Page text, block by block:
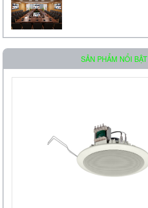
SẢN PHẨM NỔI BẬT
Loa âm trần OBT-605